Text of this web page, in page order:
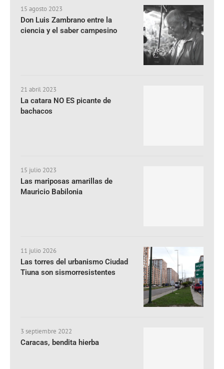
15 agosto 2023
Don Luis Zambrano entre la
ciencia y el saber campesino
21 abril 2023
La catara NO ES picante de
bachacos
15 julio 2023
Las mariposas amarillas de
Mauricio Babilonia
11 julio 2026
Las torres del urbanismo Ciudad
Tiuna son sismorresistentes
3 septiembre 2022
Caracas, bendita hierba